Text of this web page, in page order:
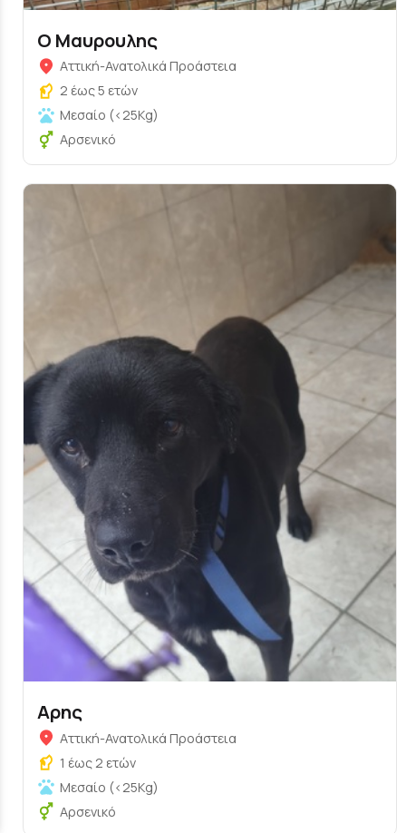
Ο Μαυρουλης
Αττική-Ανατολικά Προάστεια
2 έως 5 ετών
Μεσαίο (<25Kg)
Αρσενικό
Αρης
Αττική-Ανατολικά Προάστεια
1 έως 2 ετών
Μεσαίο (<25Kg)
Αρσενικό